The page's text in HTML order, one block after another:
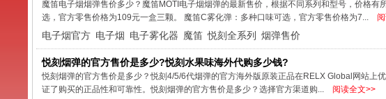
魔笛电子烟烟弹售价多少？魔笛MOTI电子烟烟弹的最新售价，根据不同系列和型号，价格
选，官方零售价格为109元一盒三颗。 魔笛C雾化弹：多种口味可选，官方零售价格为7...
电子烟官方 电子烟 电子雾化器 魔笛 悦刻全系列 烟弹售价
悦刻烟弹的官方售价是多少?悦刻水果味海外代购多少钱?
悦刻烟弹的官方售价是多少？悦刻4/5/6代烟弹的官方海外版原装正品在RELX Global网站上
证了购买的正品性和可靠性。悦刻烟弹的官方售价是多少？选择官方渠道购...
阅读全文>>